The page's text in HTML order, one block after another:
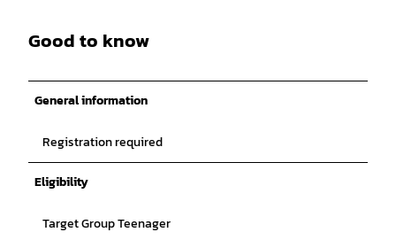
Good to know
General information
Registration required
Eligibility
Target Group Teenager